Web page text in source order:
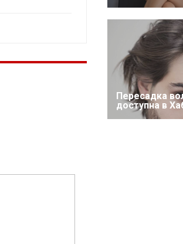
Пересадка
доступна в